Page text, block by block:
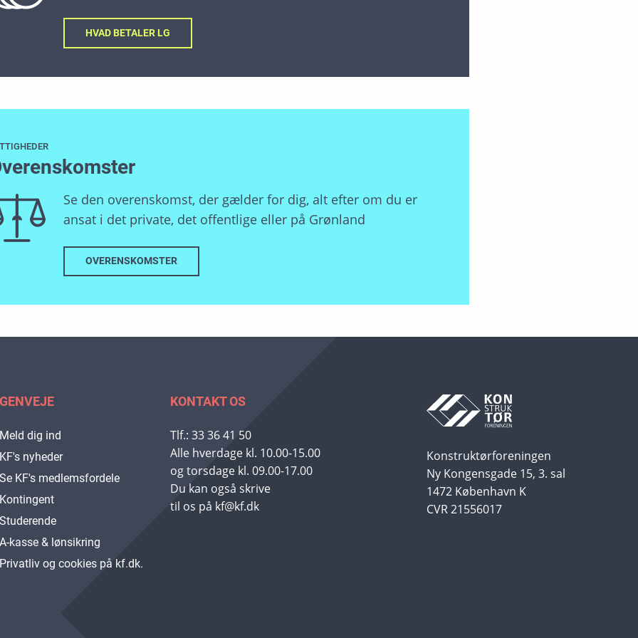
HVAD BETALER LG
Se den overenskomst, der gælder for dig, alt efter om du er
ansat i det private, det offentlige eller på Grønland
OVERENSKOMSTER
GENVEJE
Meld dig ind
KF's nyheder
Se KF's medlemsfordele
Kontingent
Studerende
A-kasse & lønsikring
Privatliv og cookies på kf.dk.
KONTAKT OS
Tlf.: 33 36 41 50
Alle hverdage kl. 10.00-15.00
og torsdage kl. 09.00-17.00
Du kan også skrive
til os på kf@kf.dk
Konstruktørforeningen
Ny Kongensgade 15, 3. sal
1472 København K
CVR 21556017